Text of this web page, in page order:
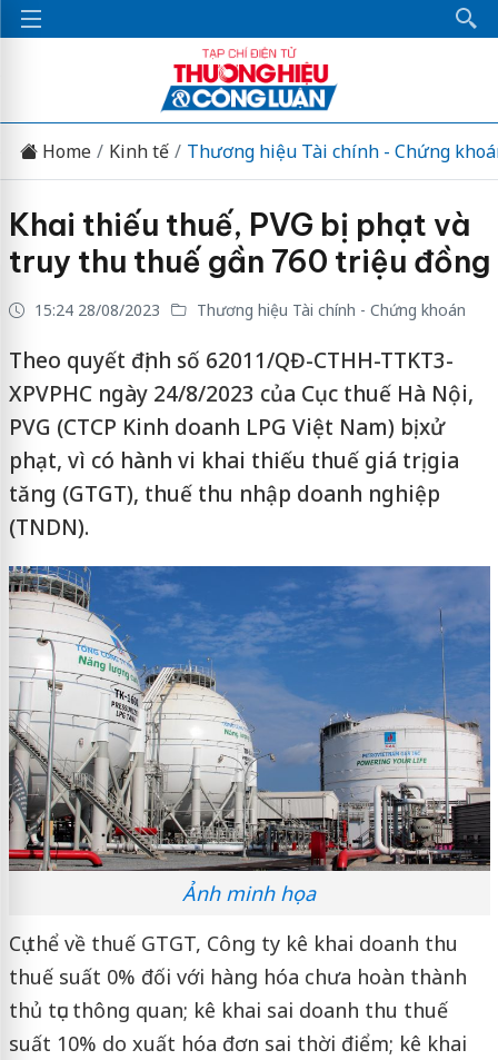
Home Kinh tế Thương hiệu Tài chính - Chứng
Khai thiếu thuế, PVG bị phạt và
truy thu thuế gần 760 triệu đồng
15:24 28/08/2023 Thương hiệu Tài chính - Chứng khoán
Theo quyết định số 62011/QĐ-CTHH-TTKT3-
XPVPHC ngày 24/8/2023 của Cục thuế Hà Nội,
PVG (CTCP Kinh doanh LPG Việt Nam) bị xử
phạt, vì có hành vi khai thiếu thuế giá trị gia
tăng (GTGT), thuế thu nhập doanh nghiệp
(TNDN).
Ảnh minh họa
Cụ thể về thuế GTGT, Công ty kê khai doanh thu
thuế suất 0% đối với hàng hóa chưa hoàn thành
thủ tục thông quan; kê khai sai doanh thu thuế
suất 10% do xuất hóa đơn sai thời điểm; kê khai